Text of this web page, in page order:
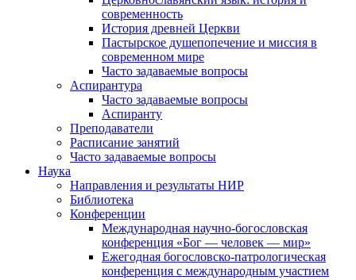
современность
История древней Церкви
Пастырское душепопечение и миссия в
современном мире
Часто задаваемые вопросы
Аспирантура
Часто задаваемые вопросы
Аспиранту
Преподаватели
Расписание занятий
Часто задаваемые вопросы
Наука
Направления и результаты НИР
Библиотека
Конференции
Международная научно-богословская
конференция «Бог — человек — мир»
Ежегодная богословско-патрологическая
конференция с международным участием